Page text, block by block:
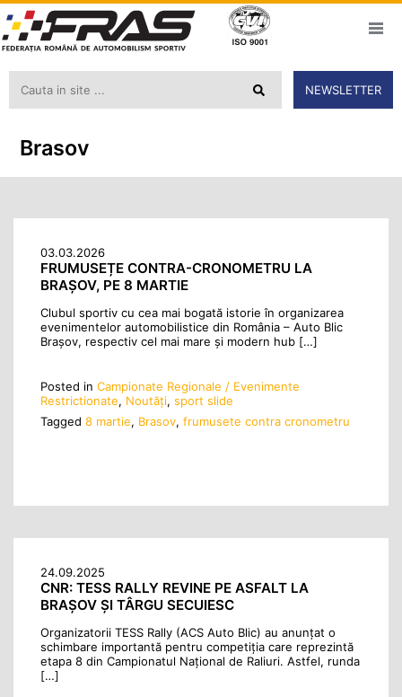
NEWSLETTER
Brasov
03.03.2026
FRUMUSEȚE CONTRA-CRONOMETRU LA
BRAȘOV, PE 8 MARTIE
Clubul sportiv cu cea mai bogată istorie în organizarea
evenimentelor automobilistice din România – Auto Blic
Brașov, respectiv cel mai mare și modern hub […]
Posted in Campionate Regionale / Evenimente
Restrictionate, Noutăţi, sport slide
Tagged 8 martie, Brasov, frumusete contra cronometru
24.09.2025
CNR: TESS RALLY REVINE PE ASFALT LA
BRAȘOV ȘI TÂRGU SECUIESC
Organizatorii TESS Rally (ACS Auto Blic) au anunțat o
schimbare importantă pentru competiția care reprezintă
etapa 8 din Campionatul Național de Raliuri. Astfel, runda
[…]